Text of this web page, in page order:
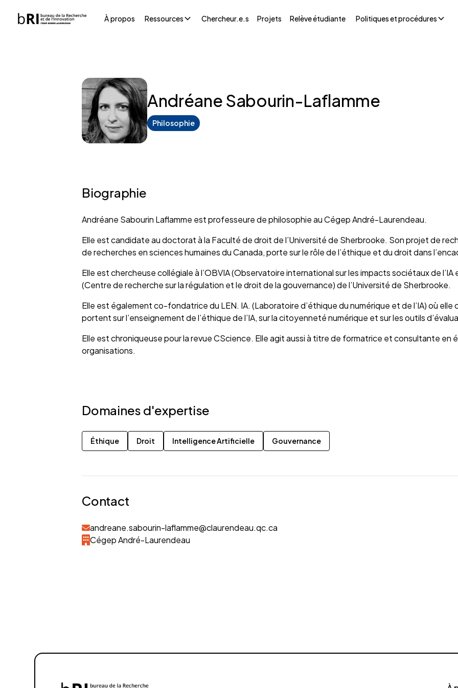
À propos Ressources Chercheur.e.s Projets Relève étudiante Politiques et procédures
Andréane Sabourin-Laflamme
Philosophie
Biographie
Andréane Sabourin Laflamme est professeure de philosophie au Cégep André-Laurendeau.
Elle est candidate au doctorat à la Faculté de droit de l’Université de Sherbrooke. Son projet de
de recherches en sciences humaines du Canada, porte sur le rôle de l’éthique et du droit dans
Elle est chercheuse collégiale à l’OBVIA (Observatoire international sur les impacts sociétaux de
(Centre de recherche sur la régulation et le droit de la gouvernance) de l’Université de Sherbrooke.
Elle est également co-fondatrice du LEN. IA. (Laboratoire d’éthique du numérique et de l’IA) où
portent sur l’enseignement de l’éthique de l’IA, sur la citoyenneté numérique et sur les outils
Elle est chroniqueuse pour la revue CScience. Elle agit aussi à titre de formatrice et consultante en
organisations.
Domaines d'expertise
Éthique Droit Intelligence Artificielle Gouvernance
Contact
andreane.sabourin-laflamme@claurendeau.qc.ca
Cégep André-Laurendeau